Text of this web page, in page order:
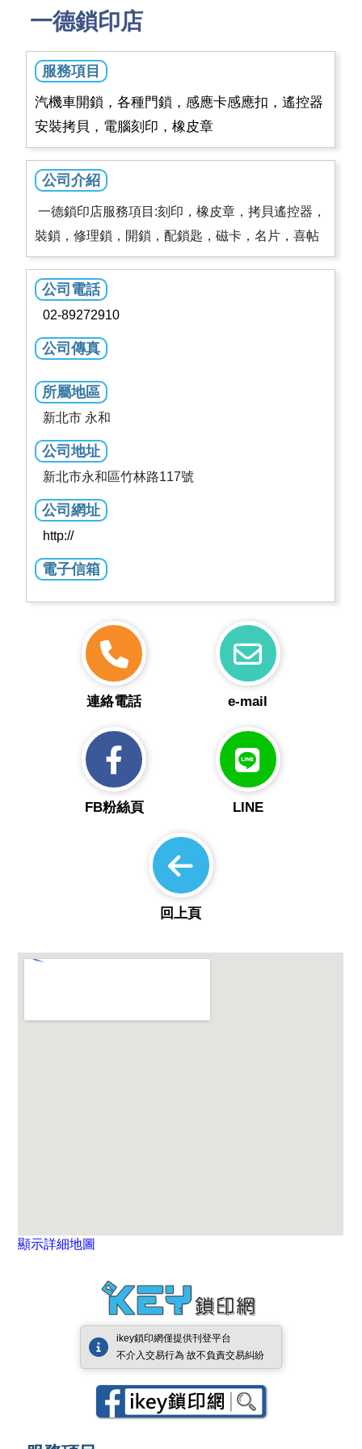
一德鎖印店
服務項目
汽機車開鎖，各種門鎖，感應卡感應扣，遙控器
安裝拷貝，電腦刻印，橡皮章
公司介紹
一德鎖印店服務項目:刻印，橡皮章，拷貝遙控器，
裝鎖，修理鎖，開鎖，配鎖匙，磁卡，名片，喜帖
公司電話
02-89272910
公司傳真
所屬地區
新北市 永和
公司地址
新北市永和區竹林路117號
公司網址
http://
電子信箱
連絡電話 e-mail
FB粉絲頁 LINE
回上頁
顯示詳細地圖
ikey鎖印網僅提供刊登平台
不介入交易行為 故不負責交易糾紛